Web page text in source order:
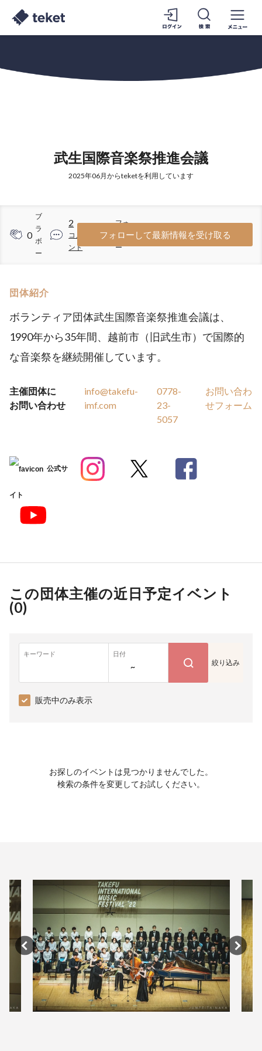
武生国際音楽祭推進会議
2025年06月からteketを利用しています
0
ブ
ラ
ボ
ー
2
コメ
ント
13
フォ
ロワ
ー
フォローして最新情報を受け取る
団体紹介
ボランティア団体武生国際音楽祭推進会議は、
1990年から35年間、越前市（旧武生市）で国際的
な音楽祭を継続開催しています。
主催団体に
お問い合わせ
info@takefu-
imf.com
0778-
23-
5057
お問い合わ
せフォーム
公式サ
イト
この団体主催の近日予定イベント
(0)
キーワード 日付
~ 絞り込み
販売中のみ表示
お探しのイベントは見つかりませんでした。
検索の条件を変更してお試しください。